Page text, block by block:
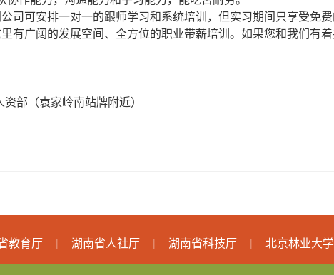
司可安排一对一的跟师学习和系统培训，但实习期间只享受免
有广阔的发展空间、全方位的职业带薪培训。如果您和我们有
部（袁家岭南站牌附近）
教育厅 | 湖南省人社厅 | 湖南省科技厅 | 北京林业大学